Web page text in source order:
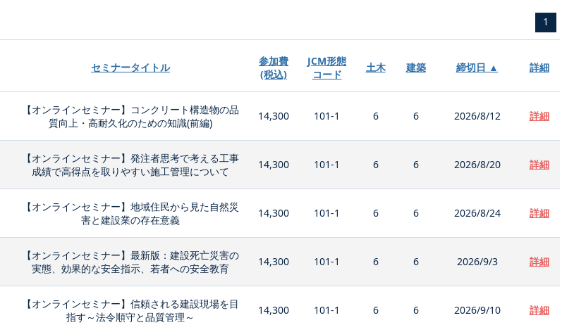
1
セミナータイトル
参加費
(税込)
JCM形態
コード
土木 建築 締切日 ▲ 詳細
【オンラインセミナー】コンクリート構造物の品
質向上・高耐久化のための知識(前編)
14,300 101-1 6 6 2026/8/12 詳細
【オンラインセミナー】発注者思考で考える工事
成績で高得点を取りやすい施工管理について
14,300 101-1 6 6 2026/8/20 詳細
【オンラインセミナー】地域住民から見た自然災
害と建設業の存在意義
14,300 101-1 6 6 2026/8/24 詳細
【オンラインセミナー】最新版：建設死亡災害の
実態、効果的な安全指示、若者への安全教育
14,300 101-1 6 6 2026/9/3 詳細
【オンラインセミナー】信頼される建設現場を目
指す～法令順守と品質管理～
14,300 101-1 6 6 2026/9/10 詳細